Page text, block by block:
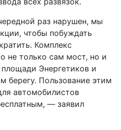
раз нарушен, мы
чтобы побуждать
Комплекс
не только сам мост, но и
Энергетиков и
берегу. Пользование этим
автомобилистов
— заявил